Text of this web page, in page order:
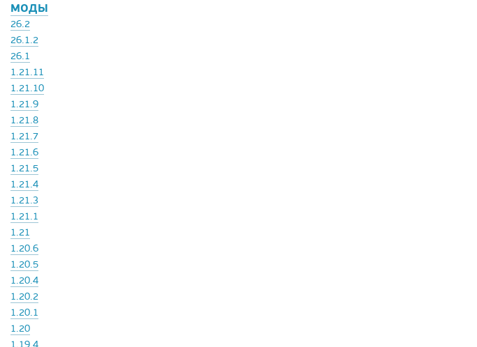
МОДЫ
26.2
26.1.2
26.1
1.21.11
1.21.10
1.21.9
1.21.8
1.21.7
1.21.6
1.21.5
1.21.4
1.21.3
1.21.1
1.21
1.20.6
1.20.5
1.20.4
1.20.2
1.20.1
1.20
1.19.4